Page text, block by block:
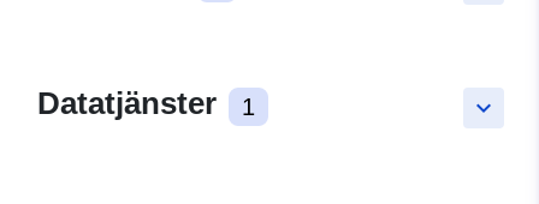
keyboard_arrow_down
Datatjänster 1